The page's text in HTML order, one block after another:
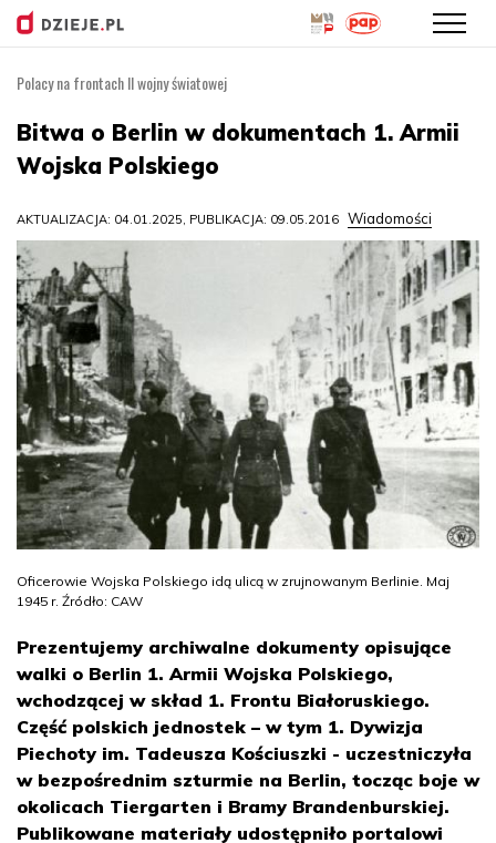
treści
Polacy na frontach II wojny światowej
Bitwa o Berlin w dokumentach 1. Armii
Wojska Polskiego
AKTUALIZACJA: 04.01.2025, PUBLIKACJA: 09.05.2016 Wiadomości
Oficerowie Wojska Polskiego idą ulicą w zrujnowanym Berlinie. Maj
1945 r. Źródło: CAW
Prezentujemy archiwalne dokumenty opisujące
walki o Berlin 1. Armii Wojska Polskiego,
wchodzącej w skład 1. Frontu Białoruskiego.
Część polskich jednostek – w tym 1. Dywizja
Piechoty im. Tadeusza Kościuszki - uczestniczyła
w bezpośrednim szturmie na Berlin, tocząc boje w
okolicach Tiergarten i Bramy Brandenburskiej.
Publikowane materiały udostępniło portalowi